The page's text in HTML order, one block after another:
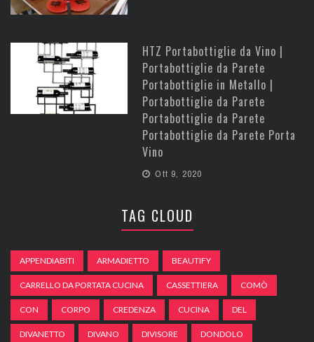
HTZ Portabottiglie da Vino |
Portabottiglie da Parete
Portabottiglie in Metallo |
Portabottiglie da Parete
Portabottiglie da Parete
Portabottiglie da Parete Porta
Vino
Ott 9, 2020
TAG CLOUD
APPENDIABITI ARMADIETTO BEAUTIFY
CARRELLO DA PORTATA CUCINA CASSETTIERA COMÒ
CON CORPO CREDENZA CUCINA DEL
DIVANETTO DIVANO DIVISORE DONDOLO